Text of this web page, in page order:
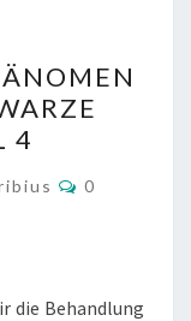
SCHWARZE
4
0
die Behandlung